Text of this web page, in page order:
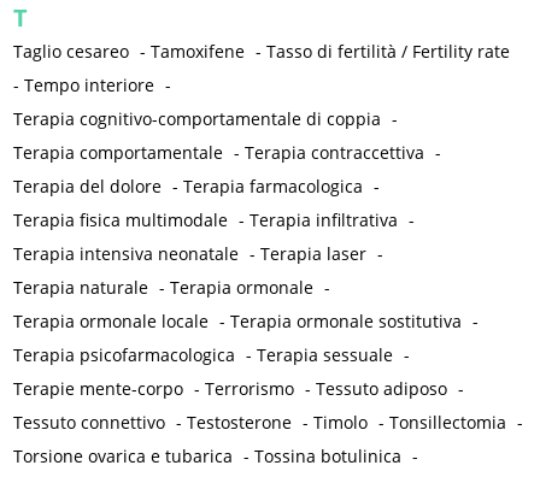
T
Taglio cesareo -Tamoxifene -Tasso di fertilità / Fertility rate
-Tempo interiore -
Terapia cognitivo-comportamentale di coppia -
Terapia comportamentale -Terapia contraccettiva -
Terapia del dolore -Terapia farmacologica -
Terapia fisica multimodale -Terapia infiltrativa -
Terapia intensiva neonatale -Terapia laser -
Terapia naturale -Terapia ormonale -
Terapia ormonale locale -Terapia ormonale sostitutiva -
Terapia psicofarmacologica -Terapia sessuale -
Terapie mente-corpo -Terrorismo -Tessuto adiposo -
Tessuto connettivo -Testosterone -Timolo -Tonsillectomia -
Torsione ovarica e tubarica -Tossina botulinica -